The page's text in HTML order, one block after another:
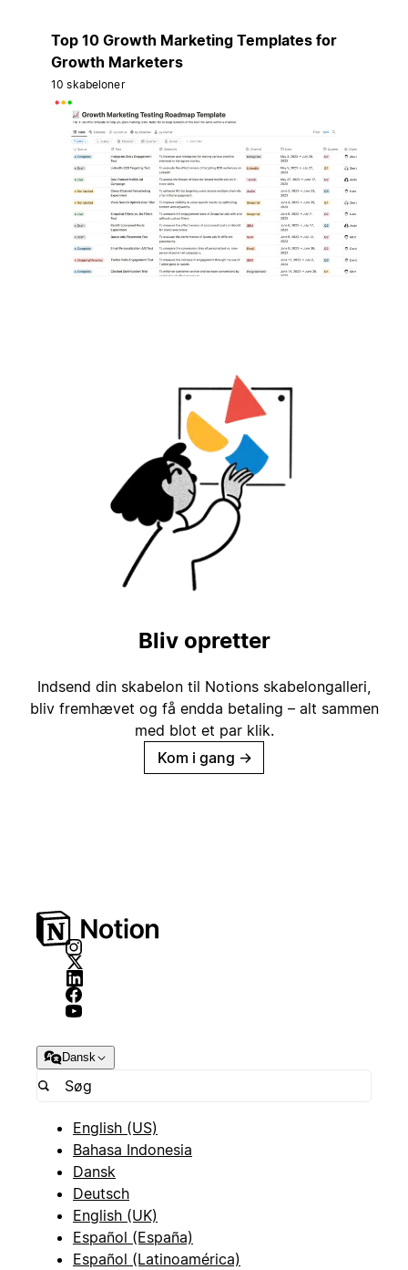
Top 10 Growth Marketing Templates for
Growth Marketers
10 skabeloner
Bliv opretter
Indsend din skabelon til Notions skabelongalleri,
bliv fremhævet og få endda betaling – alt sammen
med blot et par klik.
Kom i gang →
Dansk
English (US)
Bahasa Indonesia
Dansk
Deutsch
English (UK)
Español (España)
Español (Latinoamérica)